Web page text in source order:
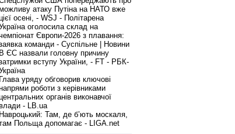
атаку Путіна на НАТО вже
осені, - WSJ - Політарена
оголосила склад на
Європи-2026 з плавання:
команди - Суспільне | Новини
В ЄС назвали головну причину
вступу України, - FT - РБК-
Глава уряду обговорив ключові
роботи з керівниками
органів виконавчої
- LB.ua
Навроцький: Там, де б’ють москаля,
Польща допомагає - LIGA.net